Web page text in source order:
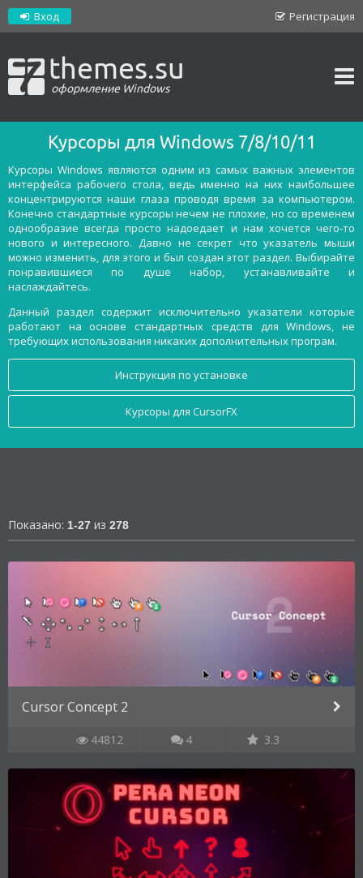
Регистрация
Вход
themes.su
оформление Windows
Курсоры для Windows 7/8/10/11
Курсоры Windows являются одним из самых важных элементов
интерфейса рабочего стола, ведь именно на них наибольшее
концентрируются наши глаза проводя время за компьютером.
Конечно стандартные курсоры нечем не плохие, но со временем
однообразие всегда просто надоедает и нам хочется чего-то
нового и интересного. Давно не секрет что указатель мыши
можно изменить, для этого и был создан этот раздел. Выбирайте
понравившиеся по душе набор, устанавливайте и
наслаждайтесь.
Данный раздел содержит исключительно указатели которые
работают на основе стандартных средств для Windows, не
требующих использования никаких дополнительных програм.
Инструкция по установке
Курсоры для CursorFX
Показано: 1-27 из 278
Cursor Concept 2
44812 4 3.3